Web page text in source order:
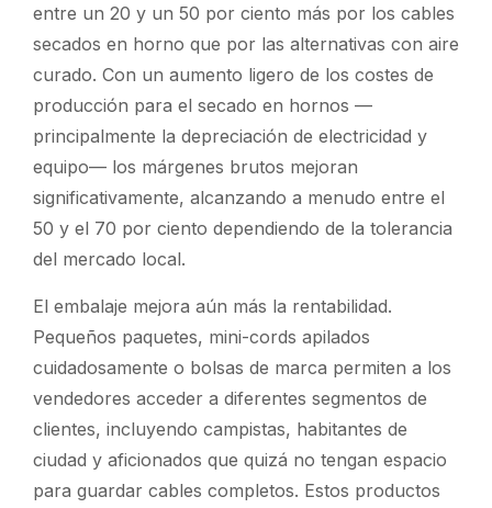
entre un 20 y un 50 por ciento más por los cables
secados en horno que por las alternativas con aire
curado. Con un aumento ligero de los costes de
producción para el secado en hornos —
principalmente la depreciación de electricidad y
equipo— los márgenes brutos mejoran
significativamente, alcanzando a menudo entre el
50 y el 70 por ciento dependiendo de la tolerancia
del mercado local.
El embalaje mejora aún más la rentabilidad.
Pequeños paquetes, mini-cords apilados
cuidadosamente o bolsas de marca permiten a los
vendedores acceder a diferentes segmentos de
clientes, incluyendo campistas, habitantes de
ciudad y aficionados que quizá no tengan espacio
para guardar cables completos. Estos productos